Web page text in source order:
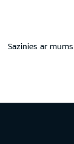
Sazinies ar mums